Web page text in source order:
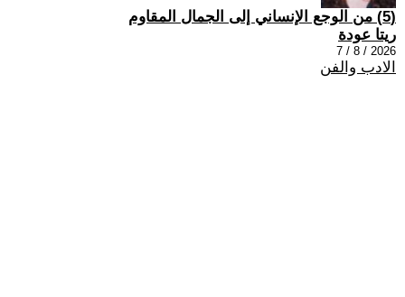
(5) من الوجع الإنساني إلى الجمال المقاوم
ريتا عودة
2026 / 8 / 7
الادب والفن